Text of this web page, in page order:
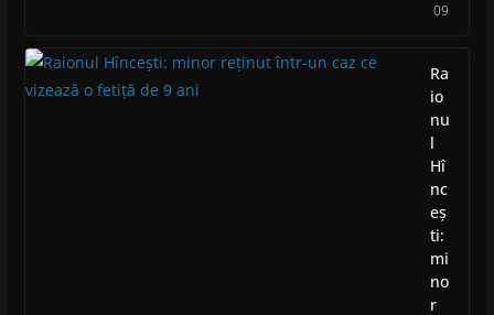
09
Ra
io
nu
l
Hî
nc
eș
ti:
mi
no
r